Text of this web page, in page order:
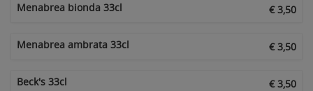
Menabrea bionda 33cl € 3,50
Menabrea ambrata 33cl € 3,50
Beck's 33cl € 3,50